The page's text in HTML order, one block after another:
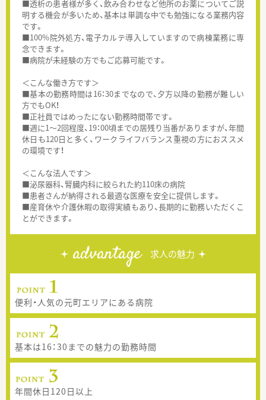
■透析の患者様が多く、飲み合わせなど他所のお薬についてご説
明する機会が多いため、基本は単調な中でも勉強になる業務内容
です。
■100%院外処方、電子カルテ導入していますので病棟業務に専
念できます。
■病院が未経験の方でもご応募可能です。
＜こんな働き方です＞
■基本の勤務時間は16：30までなので、夕方以降の勤務が難しい
方でもOK！
■正社員ではめったにない勤務時間帯です。
■週に1～2回程度、19：00頃までの居残り当番がありますが、年間
休日も120日と多く、ワークライフバランス重視の方におススメ
の環境です！
＜こんな法人です＞
■泌尿器科、腎臓内科に絞られた約110床の病院
■患者さんが納得される最適な医療を安全に提供します。
■産育休や介護休暇の取得実績もあり、長期的に勤務いただくこ
とができます。
advantage 求人の魅力
便利・人気の元町エリアにある病院
基本は16：30までの魅力の勤務時間
年間休日120日以上